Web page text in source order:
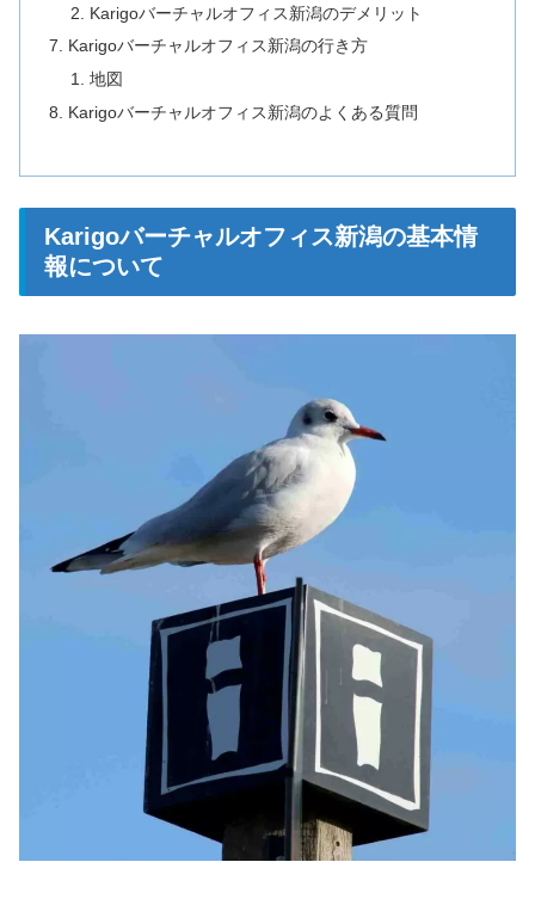
Karigoバーチャルオフィス新潟のデメリット
Karigoバーチャルオフィス新潟の行き方
地図
Karigoバーチャルオフィス新潟のよくある質問
Karigoバーチャルオフィス新潟の基本情
報について